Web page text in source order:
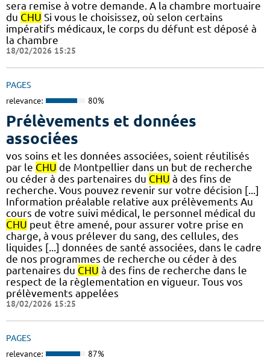
sera remise à votre demande. A la chambre mortuaire
du CHU Si vous le choisissez, où selon certains
impératifs médicaux, le corps du défunt est déposé à
la chambre
18/02/2026 15:25
PAGES
relevance: 80%
Prélèvements et données
associées
vos soins et les données associées, soient réutilisés
par le CHU de Montpellier dans un but de recherche
ou céder à des partenaires du CHU à des fins de
recherche. Vous pouvez revenir sur votre décision [...]
Information préalable relative aux prélèvements Au
cours de votre suivi médical, le personnel médical du
CHU peut être amené, pour assurer votre prise en
charge, à vous prélever du sang, des cellules, des
liquides [...] données de santé associées, dans le cadre
de nos programmes de recherche ou céder à des
partenaires du CHU à des fins de recherche dans le
respect de la règlementation en vigueur. Tous vos
prélèvements appelées
18/02/2026 15:25
PAGES
relevance: 87%